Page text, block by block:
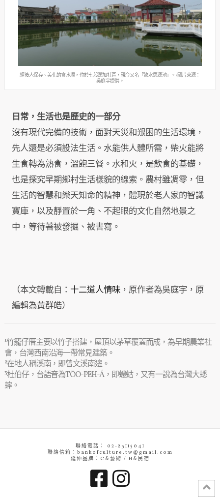
經後人保存、美化的食水堀，位於七股篤加社區，現今又名「飲水思源池」。/圖片來源：
吳庭宇提供。
日常，生活也是歷史的一部分
沒有現代完備的技術，面對天災和艱困的生活環境，
先人還是必須設法生活。水能供人體所需，柴火能將
生食轉為熟食，溫飽三餐。水和火，是飲食的基礎，
也是探究早期鄉村生活樣貌的線索。農村雖凋零，但
生活的智慧和樂天知命的精神，體現於老人家的智識
寶庫，以及靜置於一角、不起眼的文化自然地景之
中，等待著被發掘、被書寫。
（本文轉載自： 十二道人情味 ，原作者為吳庭宇，原
編輯為黃群皓）
¹竹籠仔厝主要以竹子搭建，屋頂以茅草覆蓋而成，為早期農業社
會，台灣西南沿海一帶常見建築。
²在地人稱溪南，即曾文溪南邊。
³杜伯仔，台語音為TŌO-PEH-Á，即螻蛄，又有一說為台灣大蟋
蟀。
聯絡電話： 02-23115041
聯絡信箱：bankofculture.tw@gmail.com
延伸品牌：C&藝術 / H&民宿